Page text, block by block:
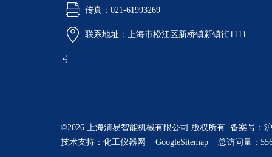
传真：021-61993269
联系地址：上海市松江区新桥镇新镇街1111
号
©2026 上海清易智能机械有限公司 版权所有 备案号：
技术支持： 化工仪器网 GoogleSitemap 总访问量：